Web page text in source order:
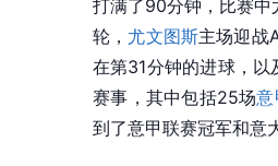
打满了90分钟，比赛中
轮， 尤文图斯主场迎战
在第31分钟的进球，以
赛事，其中包括25场
到了意甲联赛冠军和意